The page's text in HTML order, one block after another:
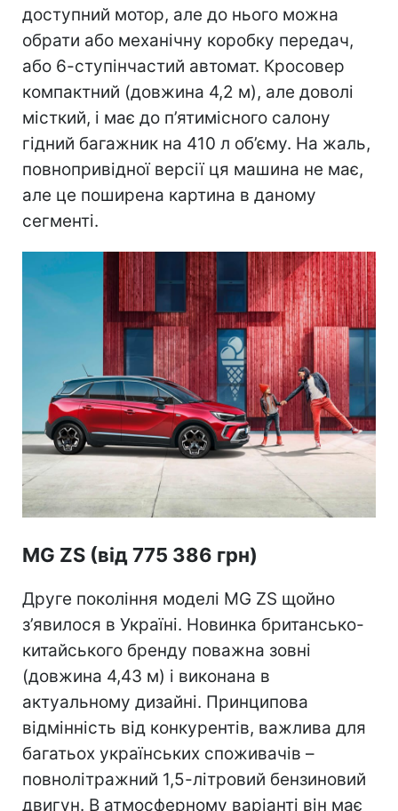
доступний мотор, але до нього можна
обрати або механічну коробку передач,
або 6-ступінчастий автомат. Кросовер
компактний (довжина 4,2 м), але доволі
місткий, і має до п’ятимісного салону
гідний багажник на 410 л об’єму. На жаль,
повнопривідної версії ця машина не має,
але це поширена картина в даному
сегменті.
MG ZS (від 775 386 грн)
Друге покоління моделі MG ZS щойно
з’явилося в Україні. Новинка британсько-
китайського бренду поважна зовні
(довжина 4,43 м) і виконана в
актуальному дизайні. Принципова
відмінність від конкурентів, важлива для
багатьох українських споживачів –
повнолітражний 1,5-літровий бензиновий
двигун. В атмосферному варіанті він має